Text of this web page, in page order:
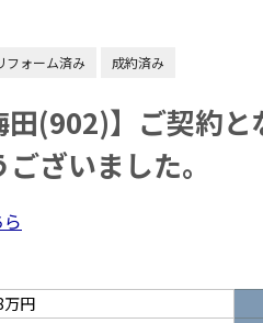
フォーム済み 成約済み
田(902)】ご契約
ざいました。
円